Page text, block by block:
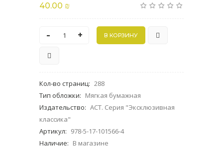
40.00 ₪
- +
Кол-во страниц: 288
Тип обложки: Мягкая бумажная
Издательство: АСТ. Серия "Эксклюзивная
классика"
Артикул: 978-5-17-101566-4
Наличие: В магазине